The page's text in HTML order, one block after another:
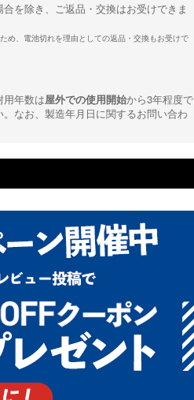
を除き、ご返品・交換はお受けできま
め、電池切れを理由としての返品・交換もお受けで
用年数は屋外での使用開始から3年程度で
なお、製造年月日に関するお問い合わ